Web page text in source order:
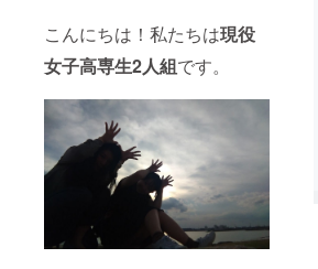
こんにちは！私たちは現役
女子高専生2人組です。